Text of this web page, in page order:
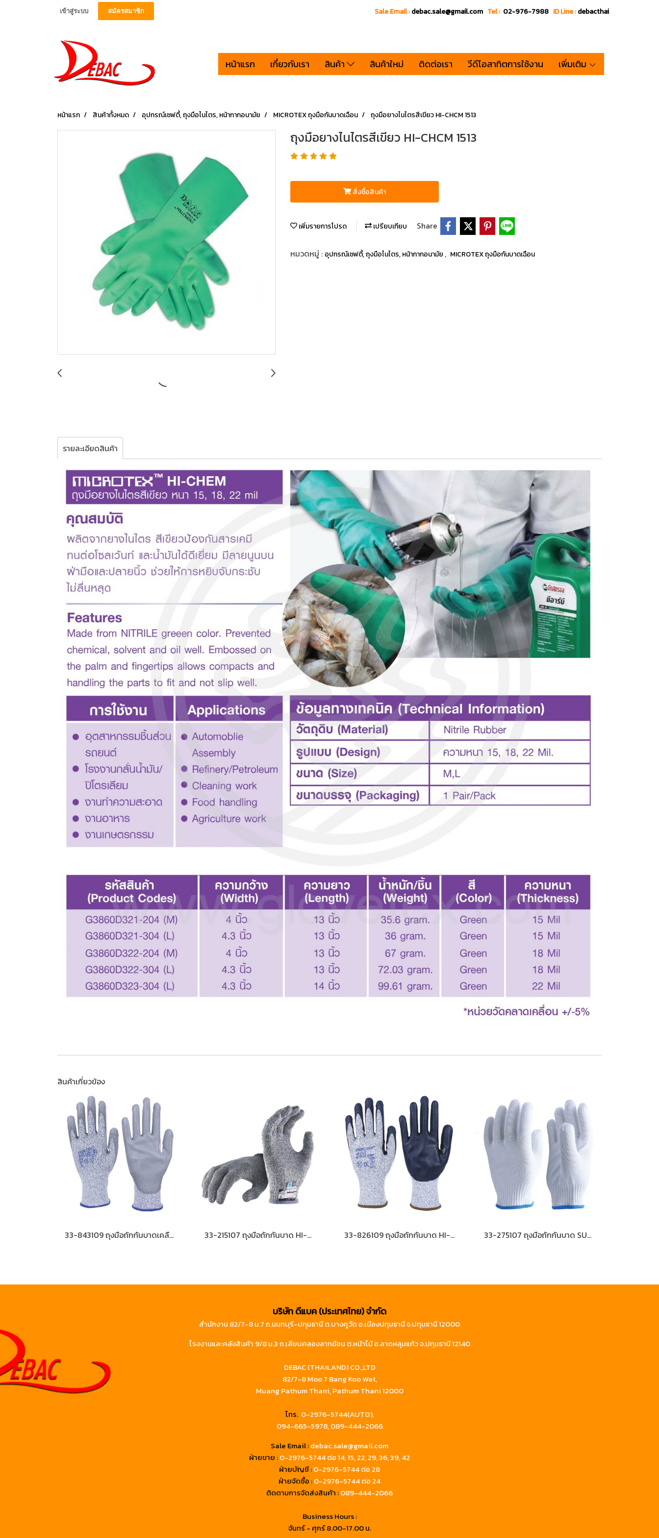
เข้าสู่ระบบ สมัครสมาชิก Sale Email :debac.sale@gmail.com Tel : 02-976-7988 ID Line :debacthai
หน้าแรก เกี่ยวกับเรา สินค้า สินค้าใหม่ ติดต่อเรา วีดีโอสาทิตการใช้งาน เพิ่มเติม
หน้าแรก สินค้าทั้งหมด อุปกรณ์เซฟตี้, ถุงมือไนไตร, หน้ากากอนามัย MICROTEX ถุงมือกันบาดเฉือน ถุงมือยางไนไตรสีเขียว HI-CHCM 1513
ถุงมือยางไนไตรสีเขียว HI-CHCM 1513
สั่งซื้อสินค้า
เพิ่มรายการโปรด เปรียบเทียบ Share
หมวดหมู่ : อุปกรณ์เซฟตี้, ถุงมือไนไตร, หน้ากากอนามัย , MICROTEX ถุงมือกันบาดเฉือน
รายละเอียดสินค้า
สินค้าเกี่ยวข้อง
33-843109 ถุงมือถักกันบาดเคลือบ HI-CUT เคลือบยางพียูกันลื่น Size-S 33-215107 ถุงมือถักกันบาด HI-CUT Size-S 33-826109 ถุงมือถักกันบาด HI-CUT เคลือบยางไนไตรกันลื่น กันน้ำมัน Size-S 33-275107 ถุงมือถักกันบาด SUPER HI-CUT เพิ่มความแข็งแรงด้วยเส้นด้ายสแตนเลส Size-S
บริษัท ดีแบค (ประเทศไทย) จำกัด
สำนักงาน 82/7-8 ม.7 ถ.นนทบุรี-ปทุมธานี ต.บางคูวัด อ.เมืองปทุมธานี จ.ปทุมธานี 12000
โรงงานและคลังสินค้า 9/8 ม.3 ถ.เลียบคลองลากฆ้อน ต.หน้าไม้ อ.ลาดหลุมแก้ว จ.ปทุมธานี 12140
DEBAC (THAILAND) CO.,LTD
82/7-8 Moo 7 Bang Koo Wat,
Muang Pathum Thani, Pathum Thani 12000
โทร. 0-2976-5744(AUTO),
094-665-5978,089-444-2066
Sale Email :debac.sale@gmail.com
ฝ่ายขาย :0-2976-5744ต่อ 14, 15, 22, 29, 36, 39, 42
ฝ่ายบัญชี :0-2976-5744 ต่อ 28
ฝ่ายจัดซื้อ :0-2976-5744 ต่อ 24
ติดตามการจัดส่งสินค้า :089-444-2066
Business Hours :
จันทร์ - ศุกร์ 8.00-17.00 น.